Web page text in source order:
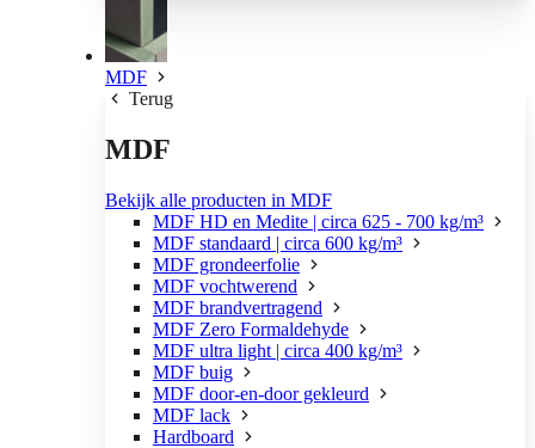
MDF
Terug
MDF
Bekijk alle producten in MDF
MDF HD en Medite | circa 625 - 700 kg/m³
MDF standaard | circa 600 kg/m³
MDF grondeerfolie
MDF vochtwerend
MDF brandvertragend
MDF Zero Formaldehyde
MDF ultra light | circa 400 kg/m³
MDF buig
MDF door-en-door gekleurd
MDF lack
Hardboard